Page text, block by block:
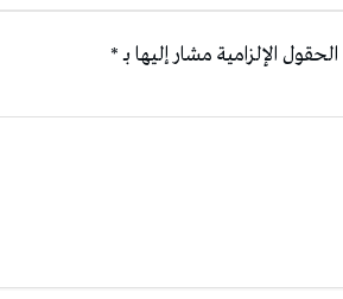
الحقول الإلزامية مشار إليها بـ*